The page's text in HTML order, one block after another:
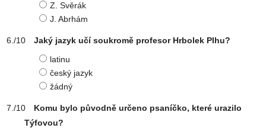
Z. Svěrák
J. Abrhám
Jaký jazyk učí soukromě profesor Hrbolek Plhu?
latinu
český jazyk
žádný
Komu bylo původně určeno psaníčko, které urazilo
Týfovou?